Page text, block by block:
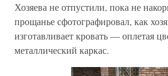
Хозяева не отпустили, пока не
прощанье сфотографировал, как
изготавливает кровать — оплетая
металлический каркас.